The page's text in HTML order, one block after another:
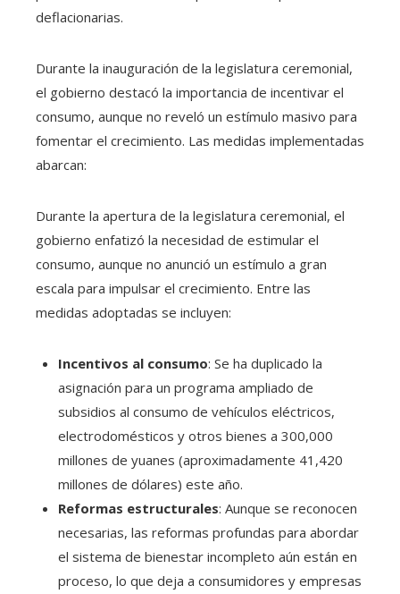
deflacionarias.
Durante la inauguración de la legislatura ceremonial,
el gobierno destacó la importancia de incentivar el
consumo, aunque no reveló un estímulo masivo para
fomentar el crecimiento. Las medidas implementadas
abarcan:
Durante la apertura de la legislatura ceremonial, el
gobierno enfatizó la necesidad de estimular el
consumo, aunque no anunció un estímulo a gran
escala para impulsar el crecimiento. Entre las
medidas adoptadas se incluyen:​
Incentivos al consumo: Se ha duplicado la
asignación para un programa ampliado de
subsidios al consumo de vehículos eléctricos,
electrodomésticos y otros bienes a 300,000
millones de yuanes (aproximadamente 41,420
millones de dólares) este año. ​
Reformas estructurales: Aunque se reconocen
necesarias, las reformas profundas para abordar
el sistema de bienestar incompleto aún están en
proceso, lo que deja a consumidores y empresas